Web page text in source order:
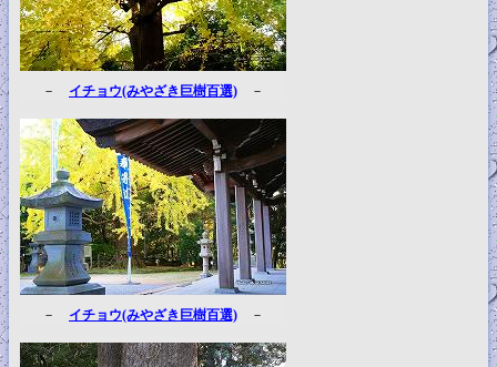
－ イチョウ(みやざき巨樹百選) －
－ イチョウ(みやざき巨樹百選) －